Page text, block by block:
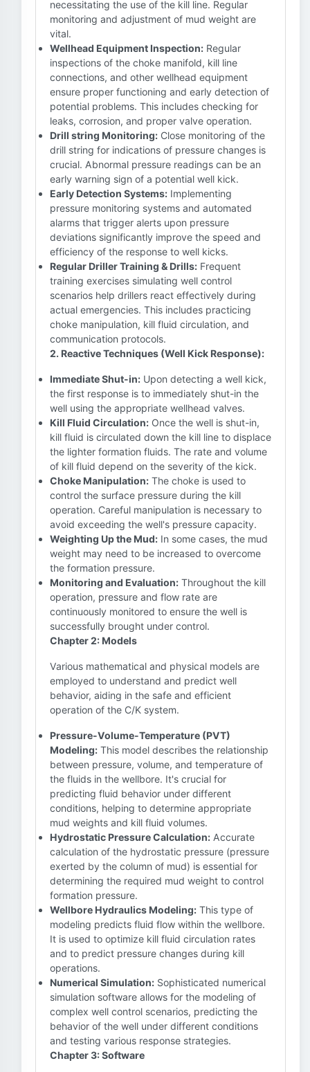
necessitating the use of the kill line. Regular
monitoring and adjustment of mud weight are
vital.
Wellhead Equipment Inspection: Regular
inspections of the choke manifold, kill line
connections, and other wellhead equipment
ensure proper functioning and early detection of
potential problems. This includes checking for
leaks, corrosion, and proper valve operation.
Drill string Monitoring: Close monitoring of the
drill string for indications of pressure changes is
crucial. Abnormal pressure readings can be an
early warning sign of a potential well kick.
Early Detection Systems: Implementing
pressure monitoring systems and automated
alarms that trigger alerts upon pressure
deviations significantly improve the speed and
efficiency of the response to well kicks.
Regular Driller Training & Drills: Frequent
training exercises simulating well control
scenarios help drillers react effectively during
actual emergencies. This includes practicing
choke manipulation, kill fluid circulation, and
communication protocols.
2. Reactive Techniques (Well Kick Response):
Immediate Shut-in: Upon detecting a well kick,
the first response is to immediately shut-in the
well using the appropriate wellhead valves.
Kill Fluid Circulation: Once the well is shut-in,
kill fluid is circulated down the kill line to displace
the lighter formation fluids. The rate and volume
of kill fluid depend on the severity of the kick.
Choke Manipulation: The choke is used to
control the surface pressure during the kill
operation. Careful manipulation is necessary to
avoid exceeding the well's pressure capacity.
Weighting Up the Mud: In some cases, the mud
weight may need to be increased to overcome
the formation pressure.
Monitoring and Evaluation: Throughout the kill
operation, pressure and flow rate are
continuously monitored to ensure the well is
successfully brought under control.
Chapter 2: Models
Various mathematical and physical models are
employed to understand and predict well
behavior, aiding in the safe and efficient
operation of the C/K system.
Pressure-Volume-Temperature (PVT)
Modeling: This model describes the relationship
between pressure, volume, and temperature of
the fluids in the wellbore. It's crucial for
predicting fluid behavior under different
conditions, helping to determine appropriate
mud weights and kill fluid volumes.
Hydrostatic Pressure Calculation: Accurate
calculation of the hydrostatic pressure (pressure
exerted by the column of mud) is essential for
determining the required mud weight to control
formation pressure.
Wellbore Hydraulics Modeling: This type of
modeling predicts fluid flow within the wellbore.
It is used to optimize kill fluid circulation rates
and to predict pressure changes during kill
operations.
Numerical Simulation: Sophisticated numerical
simulation software allows for the modeling of
complex well control scenarios, predicting the
behavior of the well under different conditions
and testing various response strategies.
Chapter 3: Software